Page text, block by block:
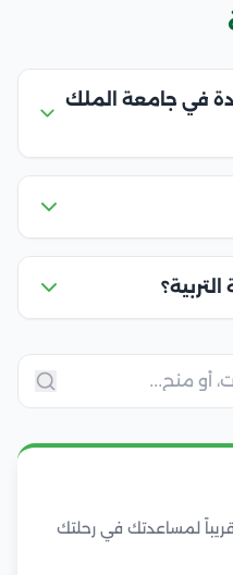
في جامعة الملك
لمساعدتك في رحلتك